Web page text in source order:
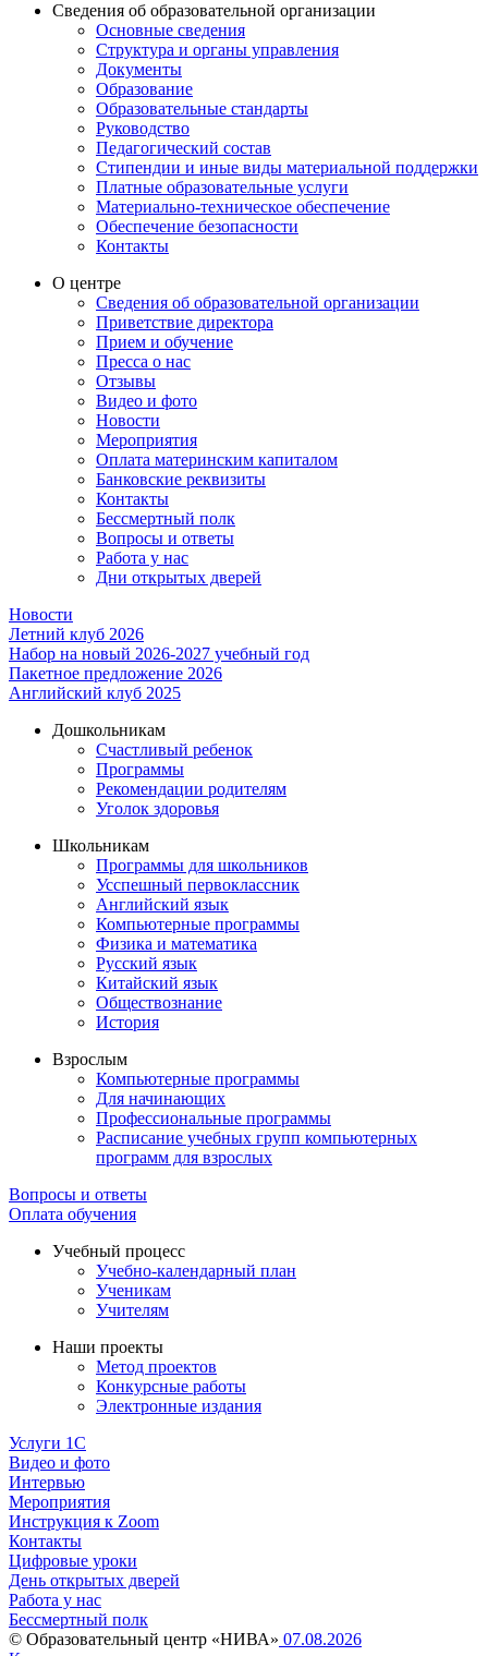
Сведения об образовательной организации
Основные сведения
Структура и органы управления
Документы
Образование
Образовательные стандарты
Руководство
Педагогический состав
Стипендии и иные виды материальной поддержки
Платные образовательные услуги
Материально-техническое обеспечение
Обеспечение безопасности
Контакты
О центре
Сведения об образовательной организации
Приветствие директора
Прием и обучение
Пресса о нас
Отзывы
Видео и фото
Новости
Мероприятия
Оплата материнским капиталом
Банковские реквизиты
Контакты
Бессмертный полк
Вопросы и ответы
Работа у нас
Дни открытых дверей
Новости
Летний клуб 2026
Набор на новый 2026-2027 учебный год
Пакетное предложение 2026
Английский клуб 2025
Дошкольникам
Счастливый ребенок
Программы
Рекомендации родителям
Уголок здоровья
Школьникам
Программы для школьников
Усспешный первоклассник
Английский язык
Компьютерные программы
Физика и математика
Русский язык
Китайский язык
Обществознание
История
Взрослым
Компьютерные программы
Для начинающих
Профессиональные программы
Расписание учебных групп компьютерных
программ для взрослых
Вопросы и ответы
Оплата обучения
Учебный процесс
Учебно-календарный план
Ученикам
Учителям
Наши проекты
Метод проектов
Конкурсные работы
Электронные издания
Услуги 1C
Видео и фото
Интервью
Мероприятия
Инструкция к Zoom
Контакты
Цифровые уроки
День открытых дверей
Работа у нас
Бессмертный полк
© Образовательный центр «НИВА» 07.08.2026